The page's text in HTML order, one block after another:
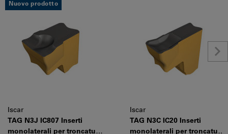
Nuovo prodotto
Iscar
TAG N3J IC807 Inserti
monolaterali per troncatura,
Iscar
TAG N3C IC20 Inserti
monolaterali per troncatura,